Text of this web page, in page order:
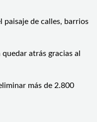
paisaje de calles, barrios
atrás gracias al
más de 2.800